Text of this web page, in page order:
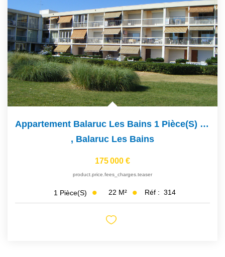
Appartement Balaruc Les Bains 1 Pièce(s) 22 M2
, Balaruc Les Bains
175 000 €
product.price.fees_charges.teaser
1 Pièce(s) 22 M² Réf : 314